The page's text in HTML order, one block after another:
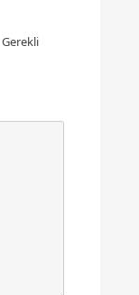
Gerekli